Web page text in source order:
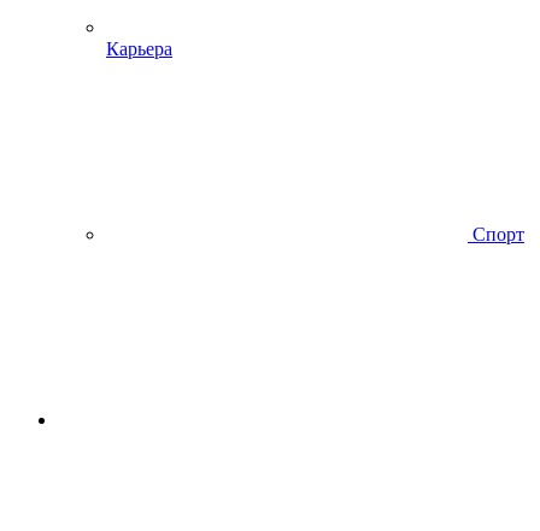
Карьера
Спорт